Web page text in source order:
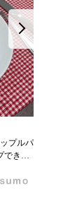
プルパ
できる
商品で